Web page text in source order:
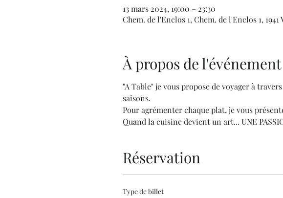
13 mars 2024, 19:00 – 23:30
Chem. de l'Enclos 1, Chem. de l'Enclos 1, 1941
À propos de l'événement
"A Table" je vous propose de voyager à
saisons.
Pour agrémenter chaque plat, je vous
Quand la cuisine devient un art... UNE
Réservation
Type de billet